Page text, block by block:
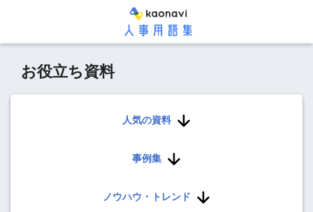
お役立ち資料
人気の資料
事例集
ノウハウ・トレンド